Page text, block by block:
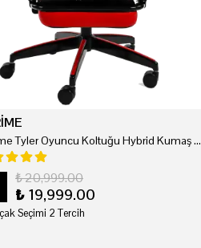
Xprime Tyler Oyuncu Koltuğu Hybrid Kumaş Kırmızı
₺ 20,999.00
₺ 19,999.00
Seçimi 2 Tercih